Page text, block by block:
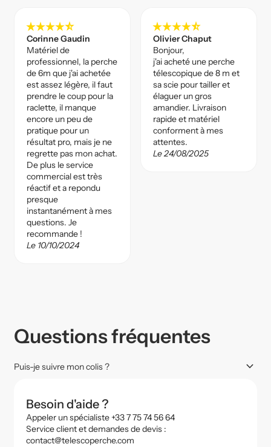
star_ratestar_ratestar_ratestar_ratestar_rate_half
Corinne Gaudin
Matériel de
professionnel, la perche
de 6m que j'ai achetée
est assez légère, il faut
prendre le coup pour la
raclette, il manque
encore un peu de
pratique pour un
résultat pro, mais je ne
regrette pas mon achat.
De plus le service
commercial est très
réactif et a repondu
presque
instantanément à mes
questions. Je
recommande !
Le 10/10/2024
star_ratestar_ratestar_ratestar_ratestar_rate_half
Olivier Chaput
Bonjour,
j'ai acheté une perche
télescopique de 8 m et
sa scie pour tailler et
élaguer un gros
amandier. Livraison
rapide et matériel
conforment à mes
attentes.
Le 24/08/2025
Besoin d'aide ?
Appeler un spécialiste +33 7 75 74 56 64
Service client et demandes de devis :
contact@telescoperche.com
Questions fréquentes
Puis-je suivre mon colis ? keyboard_arrow_down